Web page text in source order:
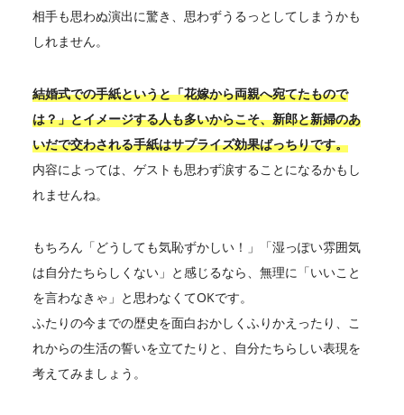
相手も思わぬ演出に驚き、思わずうるっとしてしまうかも
しれません。
結婚式での手紙というと「花嫁から両親へ宛てたもので
は？」とイメージする人も多いからこそ、新郎と新婦のあ
いだで交わされる手紙はサプライズ効果ばっちりです。
内容によっては、ゲストも思わず涙することになるかもし
れませんね。
もちろん「どうしても気恥ずかしい！」「湿っぽい雰囲気
は自分たちらしくない」と感じるなら、無理に「いいこと
を言わなきゃ」と思わなくてOKです。
ふたりの今までの歴史を面白おかしくふりかえったり、こ
れからの生活の誓いを立てたりと、自分たちらしい表現を
考えてみましょう。